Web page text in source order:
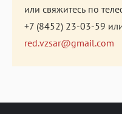
или свяжитесь по
+7 (8452) 23-03-59
red.vzsar@gmail.com